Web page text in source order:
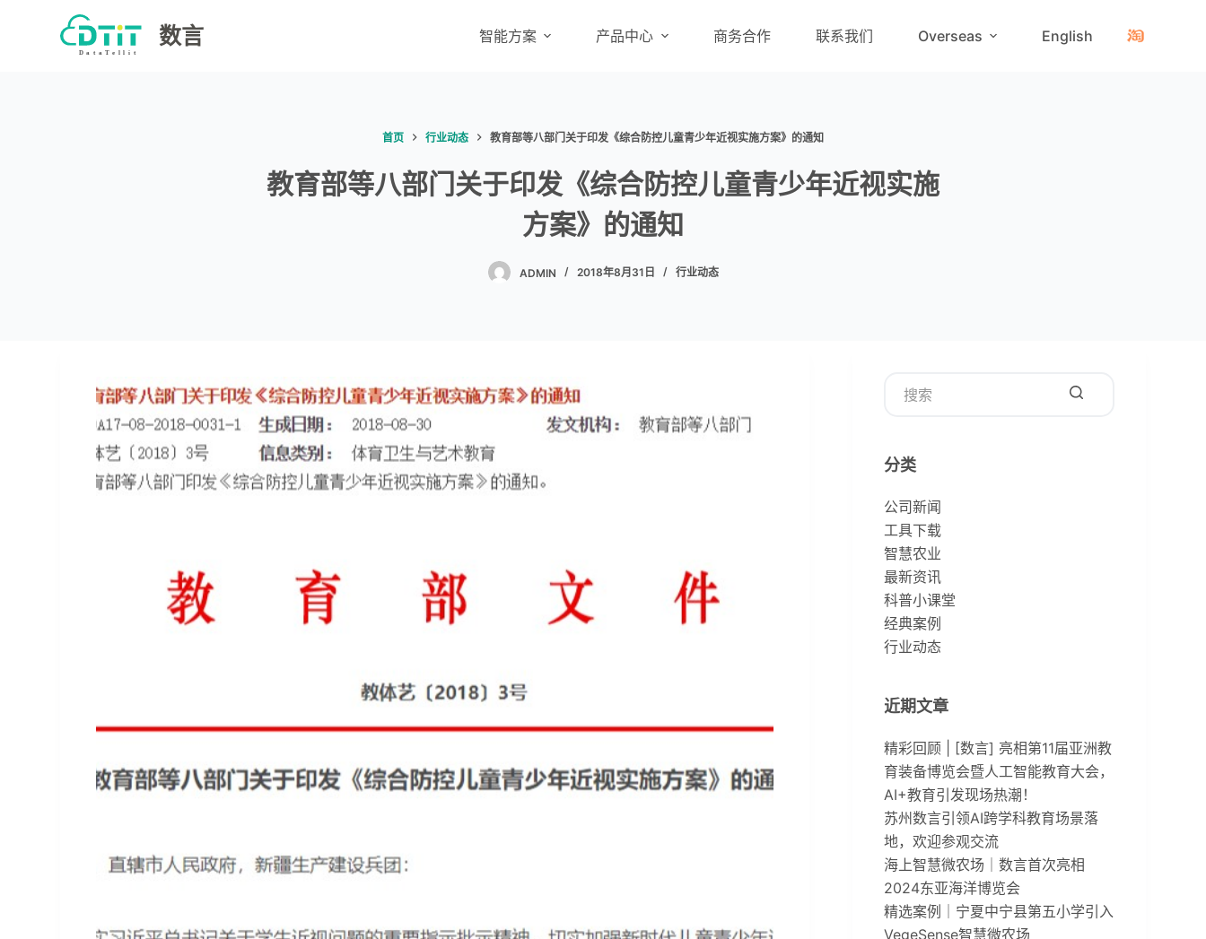
数言 智能方案 产品中心 商务合作 联系我们 Overseas English
首页 行业动态 教育部等八部门关于印发《综合防控儿童青少年近视实施方案》的通知
教育部等八部门关于印发《综合防控儿童青少年近视实施
方案》的通知
ADMIN 2018年8月31日 行业动态
果
分类
公司新闻
工具下载
智慧农业
最新资讯
科普小课堂
经典案例
行业动态
近期文章
精彩回顾 | [数言] 亮相第11届亚洲教
育装备博览会暨人工智能教育大会，
AI+教育引发现场热潮！
苏州数言引领AI跨学科教育场景落
地，欢迎参观交流
海上智慧微农场｜数言首次亮相
2024东亚海洋博览会
精选案例｜宁夏中宁县第五小学引入
VegeSense智慧微农场